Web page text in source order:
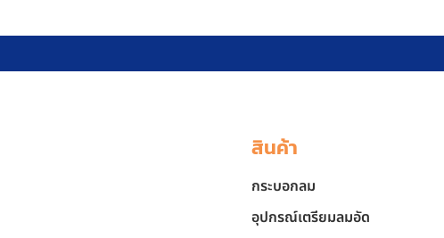
สินค้า
กระบอกลม
อุปกรณ์เตรียมลมอัด